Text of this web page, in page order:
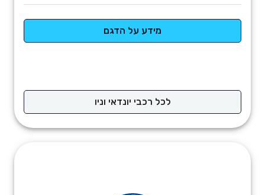
מידע על הדגם
לכל רכבי יונדאי וניו